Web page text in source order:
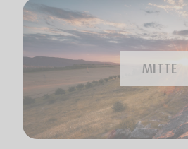
MITTE